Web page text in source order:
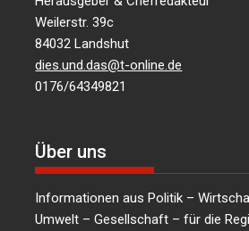
Weilerstr. 39c
84032 Landshut
dies.und.das@t-online.de
0176/64349821
Über uns
Informationen aus Politik –
Umwelt – Gesellschaft – für die